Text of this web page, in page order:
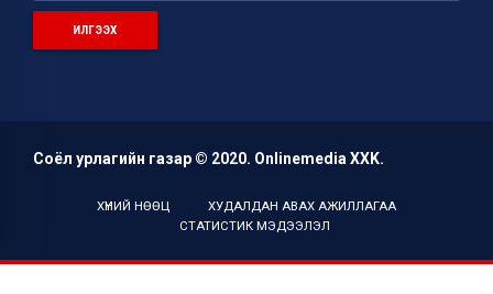
Соёл урлагийн газар © 2020. Onlinemedia ХХK.
ХҮНИЙ НӨӨЦ
ХУДАЛДАН АВАХ АЖИЛЛАГАА
СТАТИСТИК МЭДЭЭЛЭЛ